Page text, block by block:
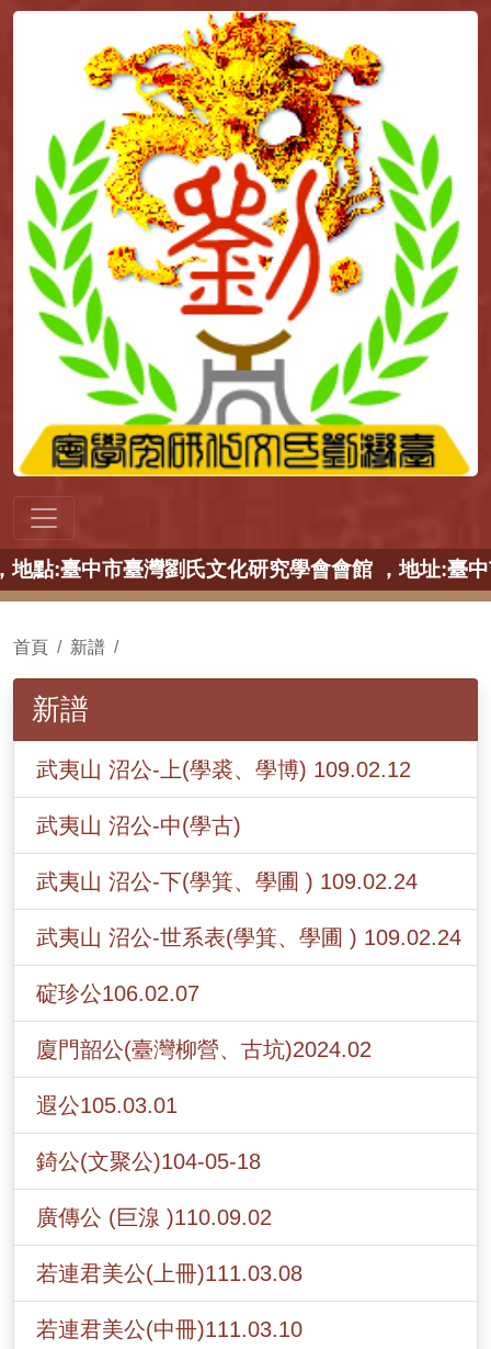
:臺中市臺灣劉氏文化研究學會會館 ，地址:臺中
首頁 新譜
新譜
武夷山 沼公-上(學裘、學博) 109.02.12
武夷山 沼公-中(學古)
武夷山 沼公-下(學箕、學圃 ) 109.02.24
武夷山 沼公-世系表(學箕、學圃 ) 109.02.24
碇珍公106.02.07
廈門韶公(臺灣柳營、古坑)2024.02
遐公105.03.01
錡公(文聚公)104-05-18
廣傳公 (巨湶 )110.09.02
若連君美公(上冊)111.03.08
若連君美公(中冊)111.03.10